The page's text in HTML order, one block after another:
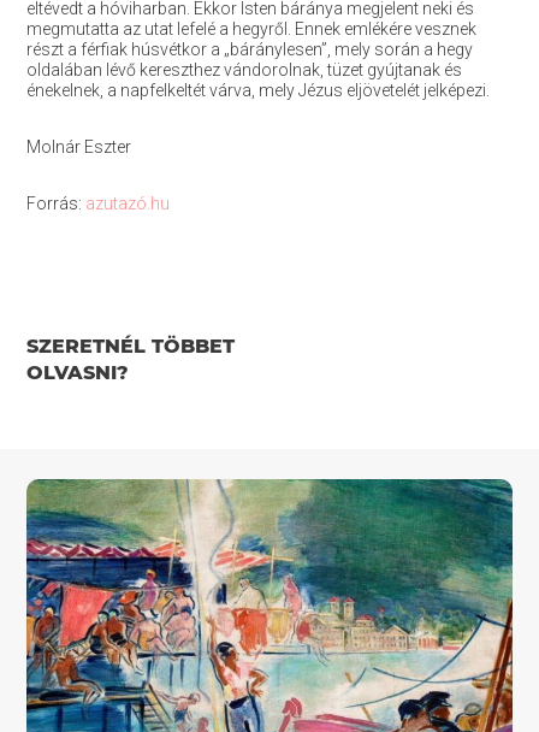
eltévedt a hóviharban. Ekkor Isten báránya megjelent neki és
megmutatta az utat lefelé a hegyről. Ennek emlékére vesznek
részt a férfiak húsvétkor a „báránylesen”, mely során a hegy
oldalában lévő kereszthez vándorolnak, tüzet gyújtanak és
énekelnek, a napfelkeltét várva, mely Jézus eljövetelét jelképezi.
Molnár Eszter
Forrás: azutazó.hu
SZERETNÉL TÖBBET
OLVASNI?